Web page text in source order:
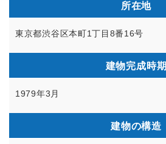
所在地
東京都渋谷区本町1丁目8番16号
建物完成時期
1979年3月
建物の構造